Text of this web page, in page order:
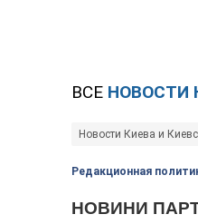
ВСЕ НОВОСТИ
Новости Киева и
Редакционная